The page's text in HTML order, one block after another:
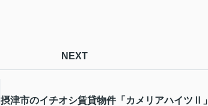
NEXT
摂津市のイチオシ賃貸物件「カメリアハイツⅡ」